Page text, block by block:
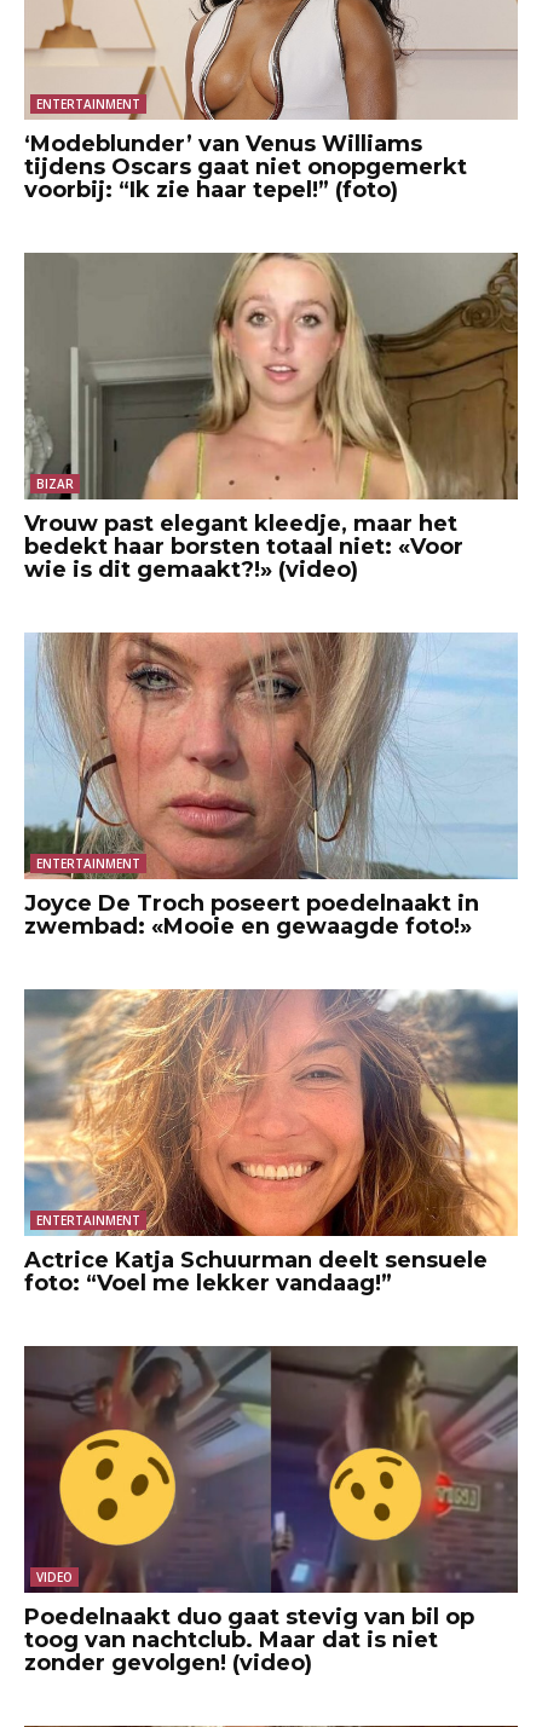
ENTERTAINMENT
‘Modeblunder’ van Venus Williams
tijdens Oscars gaat niet onopgemerkt
voorbij: “Ik zie haar tepel!” (foto)
BIZAR
Vrouw past elegant kleedje, maar het
bedekt haar borsten totaal niet: «Voor
wie is dit gemaakt?!» (video)
ENTERTAINMENT
Joyce De Troch poseert poedelnaakt in
zwembad: «Mooie en gewaagde foto!»
ENTERTAINMENT
Actrice Katja Schuurman deelt sensuele
foto: “Voel me lekker vandaag!”
VIDEO
Poedelnaakt duo gaat stevig van bil op
toog van nachtclub. Maar dat is niet
zonder gevolgen! (video)